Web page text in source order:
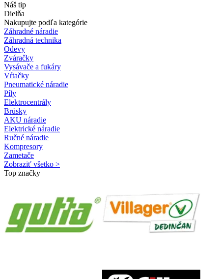
Náš tip
Dielňa
Nakupujte podľa kategórie
Záhradné náradie
Záhradná technika
Odevy
Zváračky
Vysávače a fukáry
Vŕtačky
Pneumatické náradie
Píly
Elektrocentrály
Brúsky
AKU náradie
Elektrické náradie
Ručné náradie
Kompresory
Zametače
Zobraziť všetko >
Top značky